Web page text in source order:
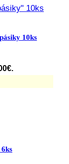
10ks